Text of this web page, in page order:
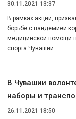
30.11.2021 13:37
В рамках акции,
борьбе с пандемией
медицинской помощи
спорта Чувашии.
В Чувашии
наборы и
26.11.2021 18:50